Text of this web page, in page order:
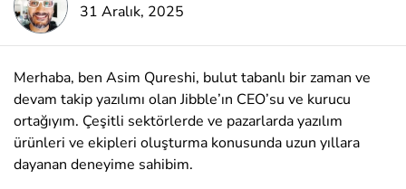
31 Aralık, 2025
Merhaba, ben Asim Qureshi, bulut tabanlı bir zaman ve
devam takip yazılımı olan Jibble’ın CEO’su ve kurucu
ortağıyım. Çeşitli sektörlerde ve pazarlarda yazılım
ürünleri ve ekipleri oluşturma konusunda uzun yıllara
dayanan deneyime sahibim.